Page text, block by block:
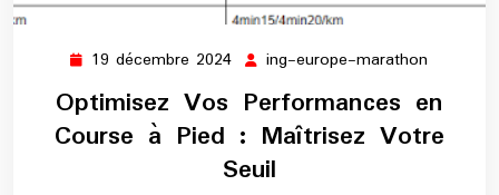
19 décembre 2024 19
décembre
2024
ing-europe-marathon
marathon
Optimisez Vos Performances en
Course à Pied : Maîtrisez Votre
Seuil